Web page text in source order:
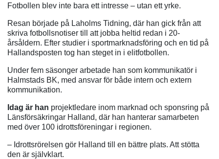
Fotbollen blev inte bara ett intresse – utan ett yrke.
Resan började på Laholms Tidning, där han gick från att
skriva fotbollsnotiser till att jobba heltid redan i 20-
årsåldern. Efter studier i sportmarknadsföring och en tid på
Hallandsposten tog han steget in i elitfotbollen.
Under fem säsonger arbetade han som kommunikatör i
Halmstads BK, med ansvar för både intern och extern
kommunikation.
Idag är han projektledare inom marknad och sponsring på
Länsförsäkringar Halland, där han hanterar samarbeten
med över 100 idrottsföreningar i regionen.
– Idrottsrörelsen gör Halland till en bättre plats. Att stötta
den är självklart.